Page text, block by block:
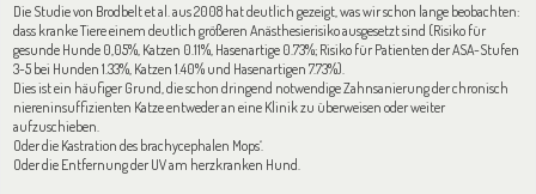
Die Studie von Brodbelt et al. aus 2008 hat deutlich gezeigt, was wir schon lange beobachten:
dass kranke Tiere einem deutlich größeren Anästhesierisiko ausgesetzt sind (Risiko für
gesunde Hunde 0,05%, Katzen 0.11%, Hasenartige 0.73%; Risiko für Patienten der ASA-Stufen
3-5 bei Hunden 1.33%, Katzen 1.40% und Hasenartigen 7.73%).
Dies ist ein häufiger Grund, die schon dringend notwendige Zahnsanierung der chronisch
niereninsuffizienten Katze entweder an eine Klinik zu überweisen oder weiter
aufzuschieben.
Oder die Kastration des brachycephalen Mops‘.
Oder die Entfernung der UV am herzkranken Hund.